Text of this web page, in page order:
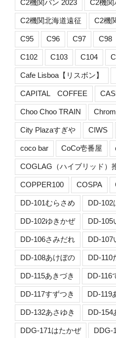
C2機関パン 2023 C2機関
C2機関北海道遠征 C2機
C95 C96 C97 C98
C102 C103 C104
Cafe Lisboa【リスボン】
CAPITAL COFFEE
Choo Choo TRAIN
City Plazaすぎや CIWS
coco bar CoCo壱番屋
COGLAG（ハイブリッド）
COPPER100 COSPA
DD-101むらさめ DD-102
DD-102ゆきかぜ DD-105
DD-106さみだれ DD-107
DD-108あけぼの DD-110
DD-115あきづき DD-116
DD-117すずつき DD-119
DD-132あさゆき DD-154
DDG-171はたかぜ DDG-